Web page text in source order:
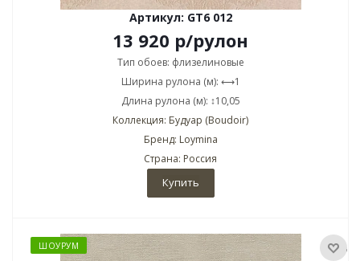
Артикул: GT6 012
13 920 р/рулон
Тип обоев: флизелиновые
Ширина рулона (м): ⟷1
Длина рулона (м): ↕10,05
Коллекция: Будуар (Boudoir)
Бренд: Loymina
Страна: Россия
Купить
ШОУРУМ